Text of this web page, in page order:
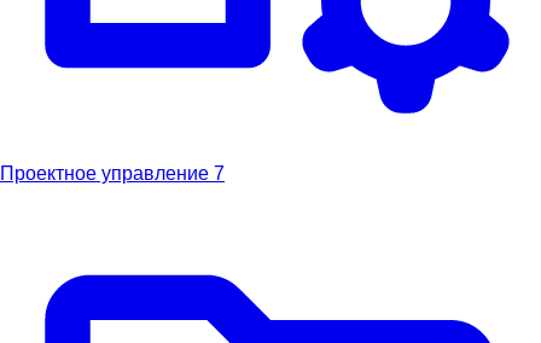
Проектное управление 7